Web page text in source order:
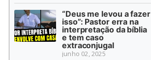
“Deus me levou a fazer
isso”: Pastor erra na
interpretação da bíblia
e tem caso
extraconjugal
junho 02, 2025